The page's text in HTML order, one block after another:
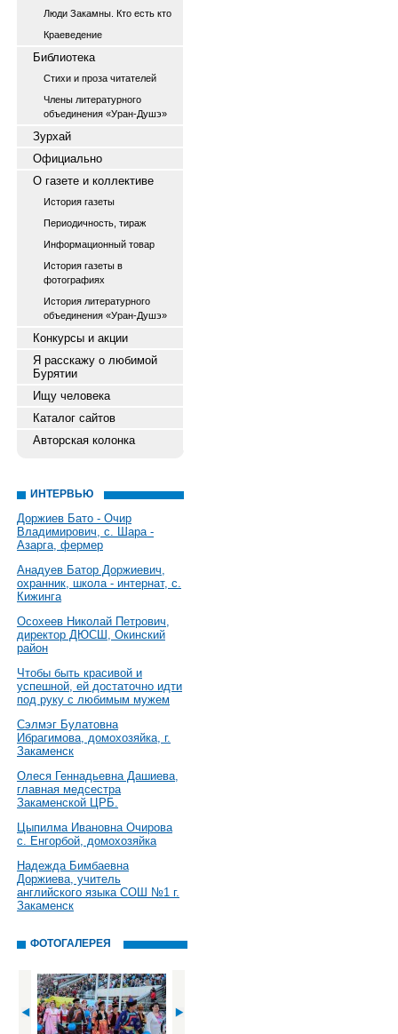
Люди Закамны. Кто есть кто
Краеведение
Библиотека
Стихи и проза читателей
Члены литературного
объединения «Уран-Душэ»
Зурхай
Официально
О газете и коллективе
История газеты
Периодичность, тираж
Информационный товар
История газеты в
фотографиях
История литературного
объединения «Уран-Душэ»
Конкурсы и акции
Я расскажу о любимой
Бурятии
Ищу человека
Каталог сайтов
Авторская колонка
ИНТЕРВЬЮ
Доржиев Бато - Очир
Владимирович, с. Шара -
Азарга, фермер
Анадуев Батор Доржиевич,
охранник, школа - интернат, с.
Кижинга
Осохеев Николай Петрович,
директор ДЮСШ, Окинский
район
Чтобы быть красивой и
успешной, ей достаточно идти
под руку с любимым мужем
Сэлмэг Булатовна
Ибрагимова, домохозяйка, г.
Закаменск
Олеся Геннадьевна Дашиева,
главная медсестра
Закаменской ЦРБ.
Цыпилма Ивановна Очирова
с. Енгорбой, домохозяйка
Надежда Бимбаевна
Доржиева, учитель
английского языка СОШ №1 г.
Закаменск
ФОТОГАЛЕРЕЯ